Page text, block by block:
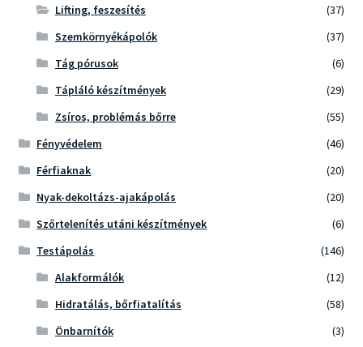
Lifting, feszesítés
(37)
Szemkörnyékápolók
(37)
Tág pórusok
(6)
Tápláló készítmények
(29)
Zsíros, problémás bőrre
(55)
Fényvédelem
(46)
Férfiaknak
(20)
Nyak-dekoltázs-ajakápolás
(20)
Szőrtelenítés utáni készítmények
(6)
Testápolás
(146)
Alakformálók
(12)
Hidratálás, bőrfiatalítás
(58)
Önbarnítók
(3)